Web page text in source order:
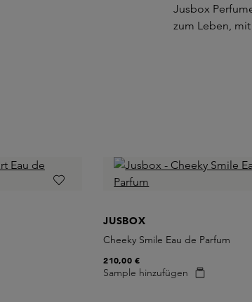
Jusbox
zum Leben, mit
JUSBOX
Cheeky Smile Eau de Parfum
Sample hinzufügen
210,00 €